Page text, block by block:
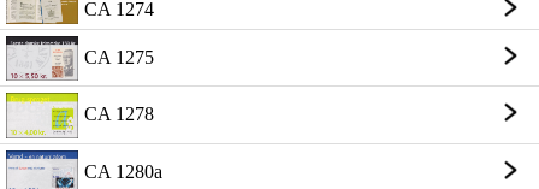
CA 1274
CA 1275
CA 1278
CA 1280a